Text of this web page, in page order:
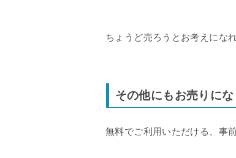
ちょうど売ろうとお考えにな
その他にもお売りに
無料でご利用いただける、事